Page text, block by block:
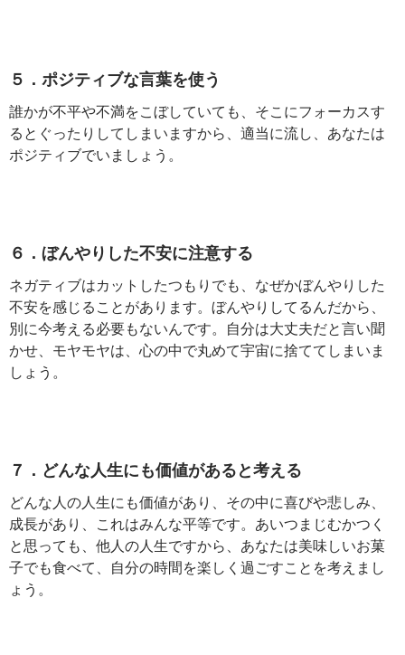
５．ポジティブな言葉を使う
誰かが不平や不満をこぼしていても、そこにフォーカスす
るとぐったりしてしまいますから、適当に流し、あなたは
ポジティブでいましょう。
６．ぼんやりした不安に注意する
ネガティブはカットしたつもりでも、なぜかぼんやりした
不安を感じることがあります。ぼんやりしてるんだから、
別に今考える必要もないんです。自分は大丈夫だと言い聞
かせ、モヤモヤは、心の中で丸めて宇宙に捨ててしまいま
しょう。
７．どんな人生にも価値があると考える
どんな人の人生にも価値があり、その中に喜びや悲しみ、
成長があり、これはみんな平等です。あいつまじむかつく
と思っても、他人の人生ですから、あなたは美味しいお菓
子でも食べて、自分の時間を楽しく過ごすことを考えまし
ょう。